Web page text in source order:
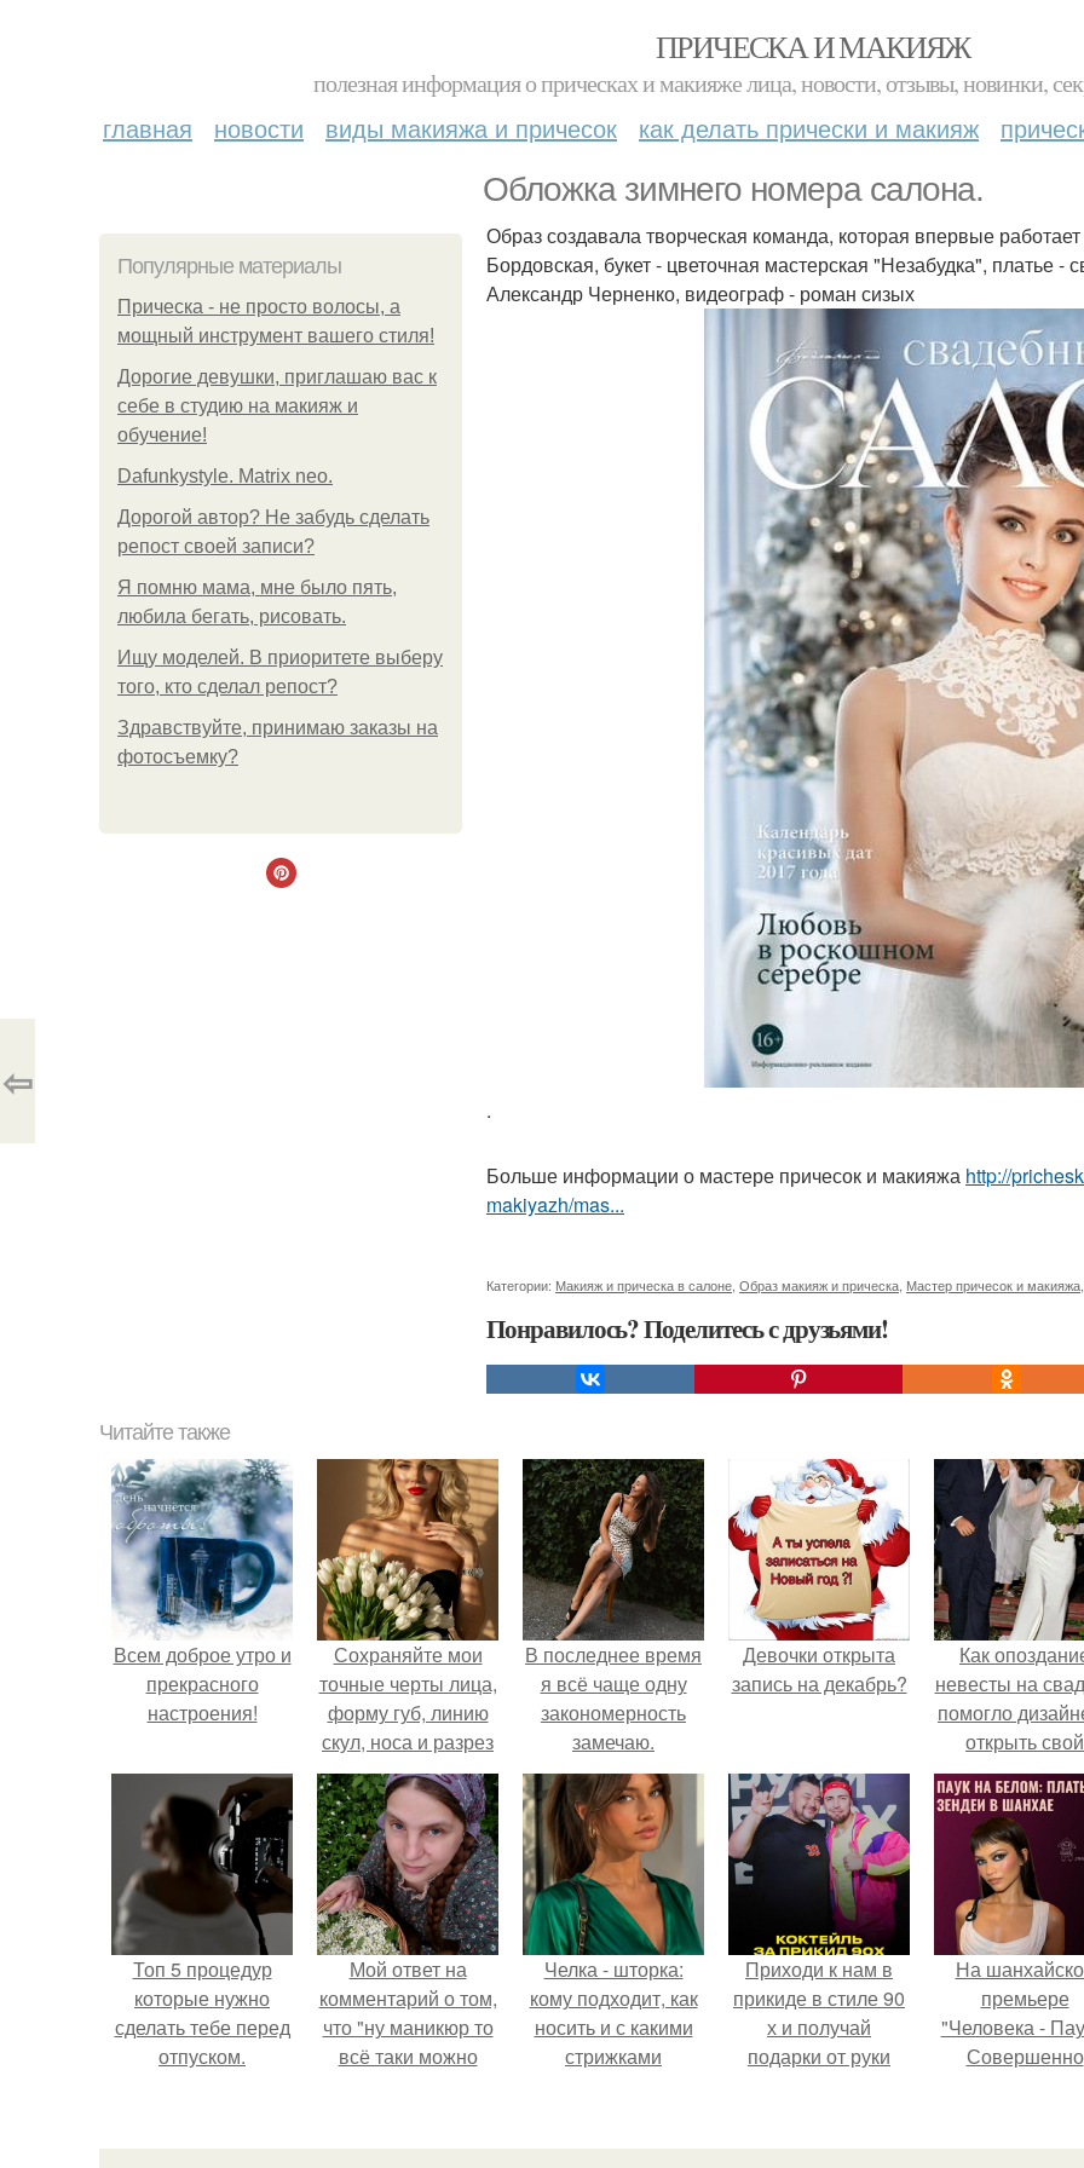
ПРИЧЕСКА И МАКИЯЖ
полезная информация о прическах и макияже лица, новости, отзывы, новинки,
главная новости виды макияжа и причесок как делать прически и макияж
Обложка зимнего номера салона.
Популярные материалы
Прическа - не просто волосы, а
мощный инструмент вашего стиля!
Дорогие девушки, приглашаю вас к
себе в студию на макияж и
обучение!
Dafunkystyle. Matrix neo.
Дорогой автор? Не забудь сделать
репост своей записи?
Я помню мама, мне было пять,
любила бегать, рисовать.
Ищу моделей. В приоритете выберу
того, кто сделал репост?
Здравствуйте, принимаю заказы на
фотосъемку?
Образ создавала творческая команда, которая впервые
Бордовская, букет - цветочная мастерская "Незабудка", платье
Александр Черненко, видеограф - роман сизых
.
Больше информации о мастере причесок и макияжа http://
makiyazh/mas...
Категории: Макияж и прическа в салоне Образ макияж и прическа Мастер причесок и макияжа
Понравилось? Поделитесь с друзьями!
⇦
Читайте также
Всем доброе утро и
прекрасного
настроения!
Сохраняйте мои
точные черты лица,
форму губ, линию
скул, носа и разрез
глаз.
В последнее время
я всё чаще одну
закономерность
замечаю.
Девочки открыта
запись на декабрь?
Как
невесты на
помогло
открыть свой
бренд.
Топ 5 процедур
которые нужно
сделать тебе перед
отпуском.
Мой ответ на
комментарий о том,
что "ну маникюр то
всё таки можно
Челка - шторка:
кому подходит, как
носить и с какими
стрижками
Приходи к нам в
прикиде в стиле 90
х и получай
подарки от руки
На
премьере
"Человека -
Совершенно
просто